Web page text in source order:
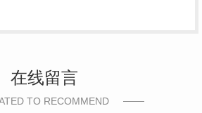
在线留言
TO RECOMMEND